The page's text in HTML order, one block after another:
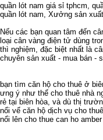
quần lót nam giá sỉ tphcm
quần lót nam Xưởng sản
Nếu các bạn quan tâm đến
loại cân vàng điện tử dùng
thì nghiệm, đặc biệt nhất là
chuyên sản xuất - mua bán -
bạn tìm căn hộ cho thuê ở
ưng ý như thể cho thuê nhà
rẻ tại biên hòa , và dù thị
nổi vể căn hộ dịch vụ cho
nổi lên cho thue can ho